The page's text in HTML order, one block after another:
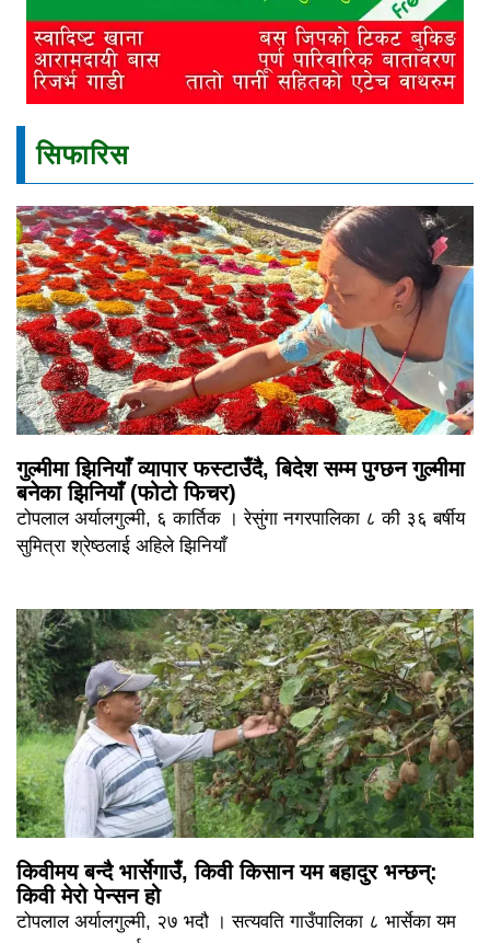
सिफारिस
गुल्मीमा झिनियाँ व्यापार फस्टाउँदै, बिदेश सम्म पुग्छन गुल्मीमा
बनेका झिनियाँ (फोटो फिचर)
टोपलाल अर्यालगुल्मी, ६ कार्तिक । रेसुंगा नगरपालिका ८ की ३६ बर्षीय
सुमित्रा श्रेष्ठलाई अहिले झिनियाँ
किवीमय बन्दै भार्सेगाउँ, किवी किसान यम बहादुर भन्छन्:
किवी मेरो पेन्सन हो
टोपलाल अर्यालगुल्मी, २७ भदौ । सत्यवति गाउँपालिका ८ भार्सेका यम